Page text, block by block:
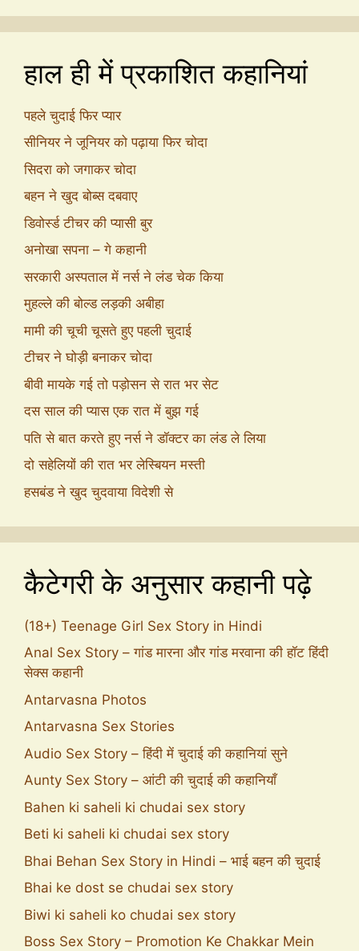
हाल ही में प्रकाशित कहानियां
पहले चुदाई फिर प्यार
सीनियर ने जूनियर को पढ़ाया फिर चोदा
सिदरा को जगाकर चोदा
बहन ने खुद बोब्स दबवाए
डिवोर्स्ड टीचर की प्यासी बुर
अनोखा सपना – गे कहानी
सरकारी अस्पताल में नर्स ने लंड चेक किया
मुहल्ले की बोल्ड लड़की अबीहा
मामी की चूची चूसते हुए पहली चुदाई
टीचर ने घोड़ी बनाकर चोदा
बीवी मायके गई तो पड़ोसन से रात भर सेट
दस साल की प्यास एक रात में बुझ गई
पति से बात करते हुए नर्स ने डॉक्टर का लंड ले लिया
दो सहेलियों की रात भर लेस्बियन मस्ती
हसबंड ने खुद चुदवाया विदेशी से
कैटेगरी के अनुसार कहानी पढ़े
(18+) Teenage Girl Sex Story in Hindi
Anal Sex Story – गांड मारना और गांड मरवाना की हॉट हिंदी
सेक्स कहानी
Antarvasna Photos
Antarvasna Sex Stories
Audio Sex Story – हिंदी में चुदाई की कहानियां सुने
Aunty Sex Story – आंटी की चुदाई की कहानियाँ
Bahen ki saheli ki chudai sex story
Beti ki saheli ki chudai sex story
Bhai Behan Sex Story in Hindi – भाई बहन की चुदाई
Bhai ke dost se chudai sex story
Biwi ki saheli ko chudai sex story
Boss Sex Story – Promotion Ke Chakkar Mein